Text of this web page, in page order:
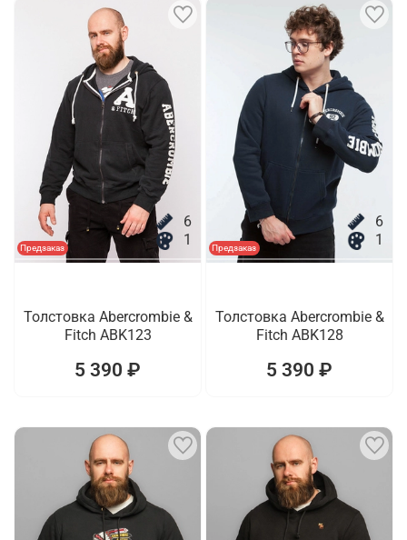
Предзаказ
6
1
Толстовка Abercrombie &
Fitch ABK123
5 390 ₽
Предзаказ
6
1
Толстовка Abercrombie &
Fitch ABK128
5 390 ₽